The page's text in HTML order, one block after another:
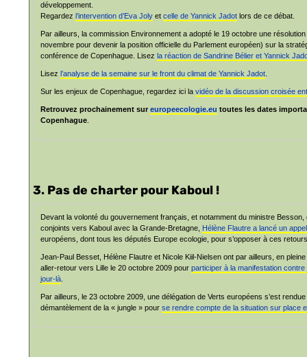
développement.
Regardezl’intervention d’Eva Joly etcelle de Yannick Jadot lors de ce débat.
Par ailleurs, la commission Environnement a adopté le 19 octobre une
novembre pour devenir la position officielle du Parlement européen) sur la
conférence de Copenhague. Lisezla réaction de Sandrine Bélier et Yannick
Lisezl’analyse de la semaine sur le front du climat de Yannick Jadot
Sur les enjeux de Copenhague, regardez ici lavidéo de la discussion croisée
Retrouvez prochainement sureuropeecologie.eu toutes les dates
Copenhague
3. Pas de charter pour Kaboul !
Devant la volonté du gouvernement français, et notamment du ministre
conjoints vers Kaboul avec la Grande-Bretagne, Hélène Flautre a lancé un appel
européens, dont tous les députés Europe ecologie, pour s’opposer à ces
Jean-Paul Besset, Hélène Flautre et Nicole Kiil-Nielsen ont par ailleurs, en
aller-retour vers Lille le 20 octobre 2009 pourparticiper à la manifestation
jour-là
Par ailleurs, le 23 octobre 2009, une délégation de Verts européens s’est
démantèlement de la « jungle » pourse rendre compte de la situation sur place